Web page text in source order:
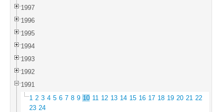
1997
1996
1995
1994
1993
1992
1991
1 2 3 4 5 6 7 8 9 10 11 12 13 14 15 16 17 18 19 20 21 22
23 24